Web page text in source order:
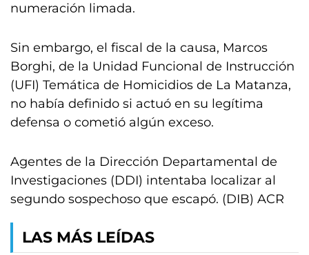
numeración limada.
Sin embargo, el fiscal de la causa, Marcos
Borghi, de la Unidad Funcional de Instrucción
(UFI) Temática de Homicidios de La Matanza,
no había definido si actuó en su legítima
defensa o cometió algún exceso.
Agentes de la Dirección Departamental de
Investigaciones (DDI) intentaba localizar al
segundo sospechoso que escapó. (DIB) ACR
LAS MÁS LEÍDAS